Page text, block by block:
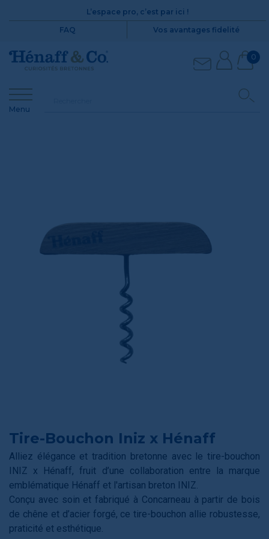
L’espace pro, c’est par ici !
FAQ
Vos avantages fidelité
0
Menu
Tire-Bouchon Iniz x Hénaff
Alliez élégance et tradition bretonne avec le tire-bouchon
INIZ x Hénaff, fruit d’une collaboration entre la marque
emblématique Hénaff et l'artisan breton INIZ.
Conçu avec soin et fabriqué à Concarneau à partir de bois
de chêne et d’acier forgé, ce tire-bouchon allie robustesse,
praticité et esthétique.